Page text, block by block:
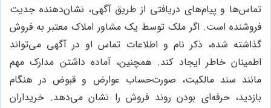
تماس‌ها و پیام‌های دریافتی از طریق آگهی، نشان‌دهنده جدیت
فروشنده است. اگر ملک توسط یک مشاور املاک معتبر به فروش
گذاشته شده، ذکر نام و اطلاعات تماس او در آگهی می‌تواند
اطمینان خاطر ایجاد کند. همچنین، آماده داشتن مدارک مهم
مانند سند مالکیت، صورت‌حساب عوارض و قبوض در هنگام
بازدید، حرفه‌ای بودن روند فروش را نشان می‌دهد. خریداران